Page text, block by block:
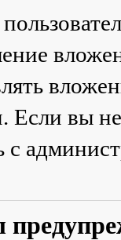
Если вы
с